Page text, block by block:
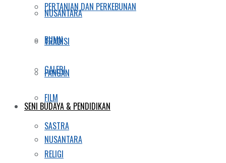
NUSANTARA
TRADISI
GALERI
FILM
SASTRA
RELIGI
PERTANIAN DAN PERKEBUNAN
BUMN
PANGAN
SENI BUDAYA & PENDIDIKAN
NUSANTARA